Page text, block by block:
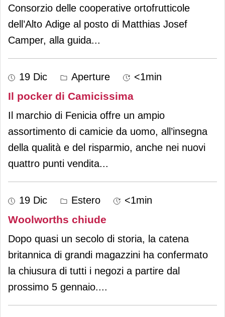
Consorzio delle cooperative ortofrutticole
dell’Alto Adige al posto di Matthias Josef
Camper, alla guida...
19 Dic Aperture <1min
Il pocker di Camicissima
Il marchio di Fenicia offre un ampio
assortimento di camicie da uomo, all’insegna
della qualità e del risparmio, anche nei nuovi
quattro punti vendita...
19 Dic Estero <1min
Woolworths chiude
Dopo quasi un secolo di storia, la catena
britannica di grandi magazzini ha confermato
la chiusura di tutti i negozi a partire dal
prossimo 5 gennaio....